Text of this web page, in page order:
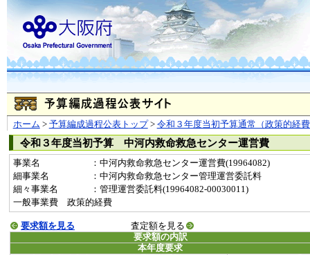
ホーム > 予算編成過程公表トップ> 令和３年度当初予算通常（政策的経
令和３年度当初予算 中河内救命救急センター運営費
事業名
：中河内救命救急センター運営費(19964082)
細事業名
：中河内救命救急センター管理運営委託料
細々事業名
：管理運営委託料(19964082-00030011)
一般事業費 政策的経費
要求額を見る
査定額を見る
要求額の内訳
本年度要求